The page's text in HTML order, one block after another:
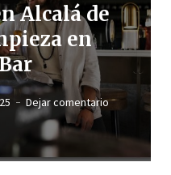
Alcalá de
en
Dejar comentario